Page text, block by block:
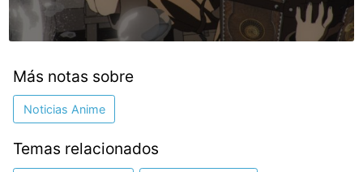
Más notas sobre
Noticias Anime
Temas relacionados